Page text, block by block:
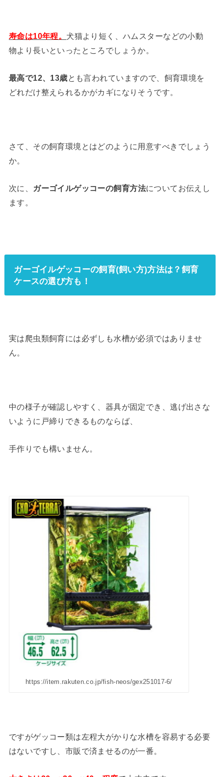
寿命は10年程。 犬猫より短く、ハムスターなどの小動
物より長いといったところでしょうか。
最高で12、13歳 とも言われていますので、飼育環境を
どれだけ整えられるかがカギになりそうです。
さて、その飼育環境とはどのように用意すべきでしょう
か。
次に、 ガーゴイルゲッコーの飼育方法についてお伝えし
ます。
ガーゴイルゲッコーの飼育(飼い方)方法は？飼育
ケースの選び方も！
実は爬虫類飼育には必ずしも水槽が必須ではありませ
ん。
中の様子が確認しやすく、器具が固定でき、逃げ出さな
いように戸締りできるものならば、
手作りでも構いません。
https://item.rakuten.co.jp/fish-neos/gex251017-6/
ですがゲッコー類は左程大がかりな水槽を容易する必要
はないですし、市販で済ませるのが一番。